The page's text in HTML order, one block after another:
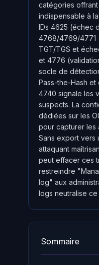
catégories
indispensable à
IDs 4625 (échec
4768/4769/4771
TGT/TGS et
et 4776
socle de
Pass-the-Hash et
4740 signale les
suspects. La
dédiées sur les
pour capturer les
Sans export vers
attaquant
peut effacer ces
restreindre
log" aux
logs neutralise ce
Sommaire